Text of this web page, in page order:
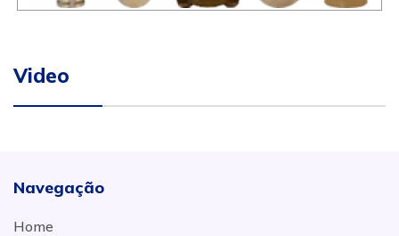
Video
Navegação
Home